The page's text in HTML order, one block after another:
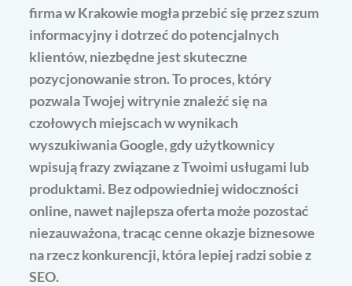
firma w Krakowie mogła przebić się przez szum
informacyjny i dotrzeć do potencjalnych
klientów, niezbędne jest skuteczne
pozycjonowanie stron. To proces, który
pozwala Twojej witrynie znaleźć się na
czołowych miejscach w wynikach
wyszukiwania Google, gdy użytkownicy
wpisują frazy związane z Twoimi usługami lub
produktami. Bez odpowiedniej widoczności
online, nawet najlepsza oferta może pozostać
niezauważona, tracąc cenne okazje biznesowe
na rzecz konkurencji, która lepiej radzi sobie z
SEO.